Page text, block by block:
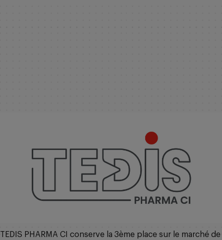
TEDIS PHARMA CI conserve la 3ème place sur le marché de